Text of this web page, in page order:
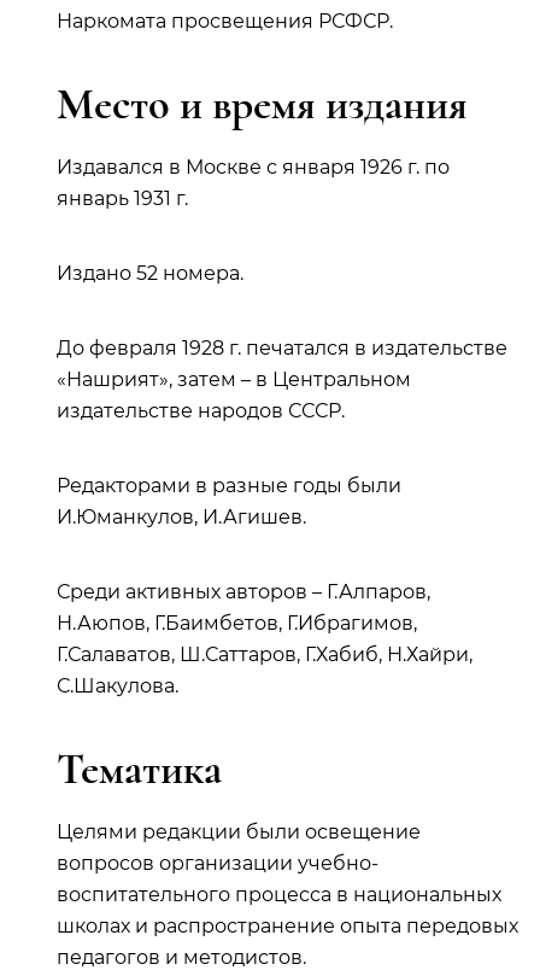
Наркомата просвещения РСФСР.
Место и время издания
Издавался в Москве с января 1926 г. по
январь 1931 г.
Издано 52 номера.
До февраля 1928 г. печатался в издательстве
«Нашрият», затем – в Центральном
издательстве народов СССР.
Редакторами в разные годы были
И.Юманкулов, И.Агишев.
Среди активных авторов – Г.Алпаров,
Н.Аюпов, Г.Баимбетов, Г.Ибрагимов,
Г.Салаватов, Ш.Саттаров, Г.Хабиб, Н.Хайри,
С.Шакулова.
Тематика
Целями редакции были освещение
вопросов организации учебно-
воспитательного процесса в национальных
школах и распространение опыта передовых
педагогов и методистов.